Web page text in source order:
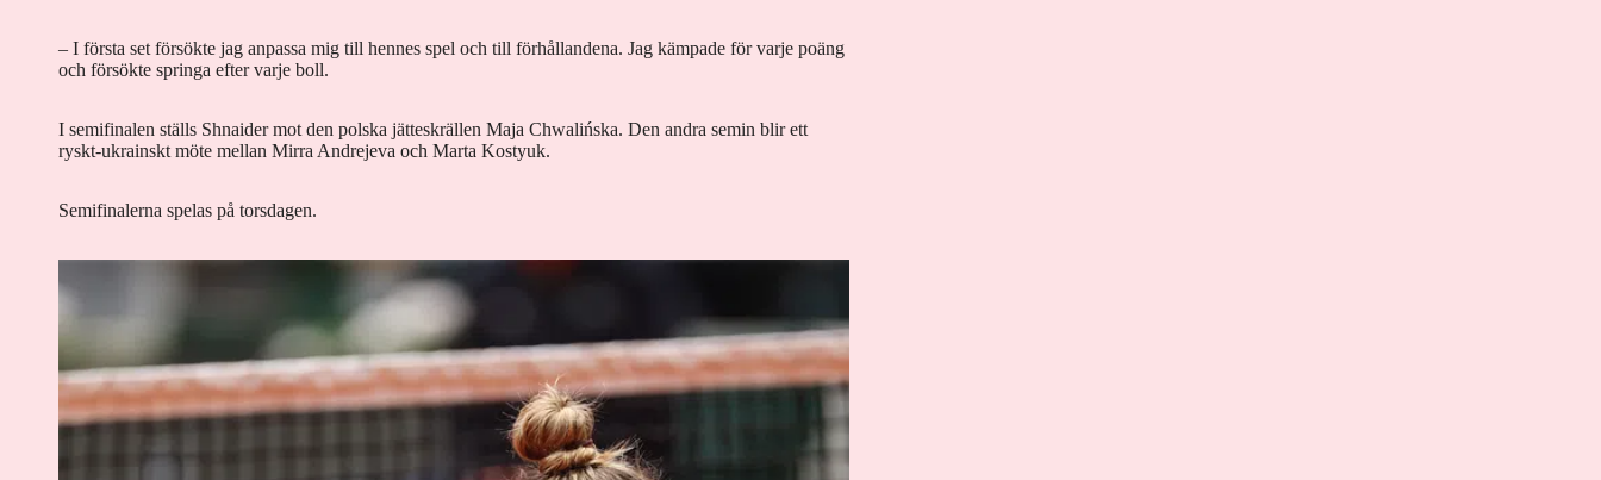
– I första set försökte jag anpassa mig till hennes spel och till förhållandena. Jag kämpade för varje poäng
och försökte springa efter varje boll.
I semifinalen ställs Shnaider mot den polska jätteskrällen Maja Chwalińska. Den andra semin blir ett
ryskt-ukrainskt möte mellan Mirra Andrejeva och Marta Kostyuk.
Semifinalerna spelas på torsdagen.